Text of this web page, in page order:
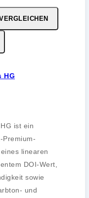
HG
ist ein
Premium-
linearen
DOI-Wert,
sowie
und